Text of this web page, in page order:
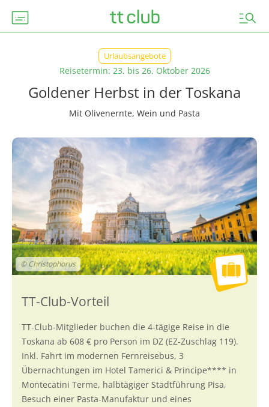
subtitles manage_search
Urlaubsangebote
Reisetermin: 23. bis 26. Oktober 2026
Goldener Herbst in der Toskana
Mit Olivenernte, Wein und Pasta
© Christophorus
TT-Club-Mitglieder buchen die 4-tägige Reise in die
Toskana ab 608 € pro Person im DZ (EZ-Zuschlag 119).
Inkl. Fahrt im modernen Fernreisebus, 3
Übernachtungen im Hotel Tamerici & Principe**** in
Montecatini Terme, halbtägiger Stadtführung Pisa,
Besuch einer Pasta-Manufaktur und eines